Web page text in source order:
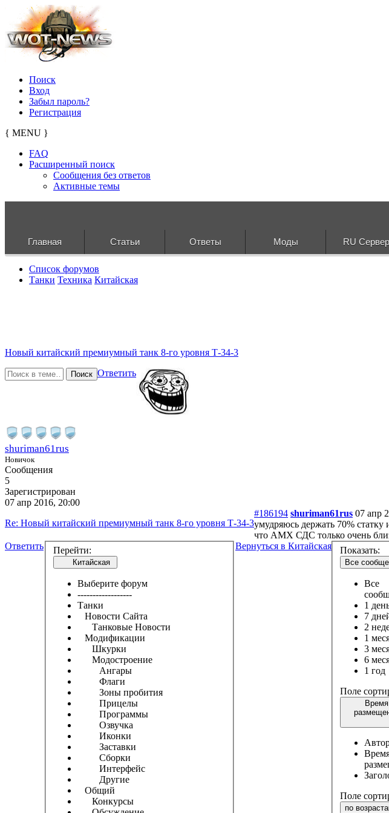
Поиск
Вход
Забыл пароль?
Регистрация
{ MENU }
FAQ
Расширенный поиск
Сообщения без ответов
Активные темы
Главная Статьи Ответы Моды RU Сервер
Список форумов
Танки Техника Китайская
Новый китайский премиумный танк 8-го уровня Т-34-3
Поиск Ответить
shuriman61rus
Новичок
Сообщения
5
Зарегистрирован
07 апр 2016, 20:00
Re: Новый китайский премиумный танк 8-го уровня Т-34-3
#186194 shuriman61rus 07 апр
умудряюсь держать 70% статку
что АМХ СДС только очень
Ответить
Перейти:
Китайская
Выберите форум
------------------
Танки
Новости Сайта
Танковые Новости
Модификации
Шкурки
Модостроение
Ангары
Флаги
Зоны пробития
Прицелы
Программы
Озвучка
Иконки
Заставки
Сборки
Интерфейс
Другие
Общий
Конкурсы
Вернуться в Китайская Показать:
Все
Все
1
7
2
1
3
6
1 год
Поле
Время
Поле
по